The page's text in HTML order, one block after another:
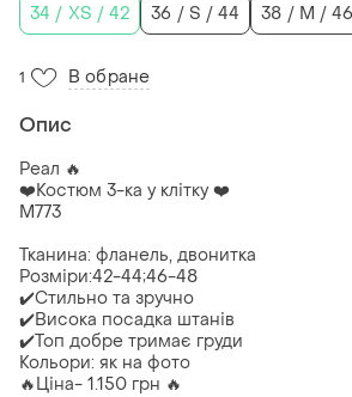
34 / XS / 42
36 / S / 44 38 / M / 46
1 В обране
Опис
Реал 🔥
❤️Костюм 3-ка у клітку ❤️
М773
Тканина: фланель, двонитка
Розміри:42-44;46-48
✔️Стильно та зручно
✔️Висока посадка штанів
✔️Топ добре тримає груди
Кольори: як на фото
🔥Ціна- 1.150 грн 🔥